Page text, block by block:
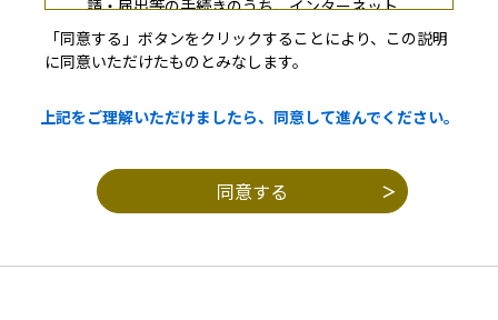
請・届出等の手続きのうち、インターネット
を利用したもの（以下
「電子申請」という。）を受付処理
(2) 利用者 電子申請サービスを利用さ
れる個人又は法人等。
３．サービスの提供
電子申請サービスの提供は、県との契約
「同意する」ボタンをクリックすることにより、この説明
に同意いただけたものとみなします。
上記をご理解いただけましたら、同意して進んでください。